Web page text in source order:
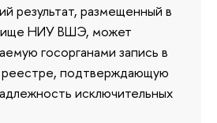
результат, размещенный в
НИУ ВШЭ, может
госорганами запись в
подтверждающую
исключительных